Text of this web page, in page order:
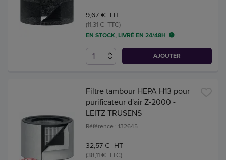
9,67 € HT
(11,31 € TTC)
EN STOCK, LIVRÉ EN 24/48H
AJOUTER
Filtre tambour HEPA H13 pour
purificateur d'air Z-2000 -
LEITZ TRUSENS
Référence : 132645
32,57 € HT
(38,11 € TTC)